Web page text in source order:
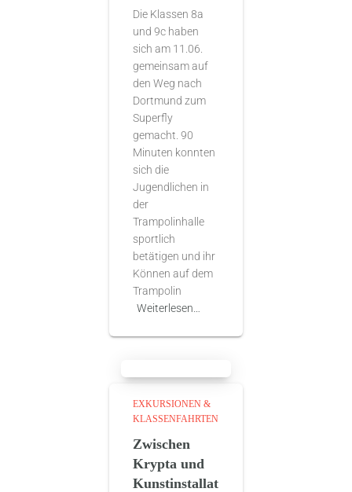
Die Klassen 8a
und 9c haben
sich am 11.06.
gemeinsam auf
den Weg nach
Dortmund zum
Superfly
gemacht. 90
Minuten konnten
sich die
Jugendlichen in
der
Trampolinhalle
sportlich
betätigen und ihr
Können auf dem
Trampolin
Weiterlesen…
EXKURSIONEN &
KLASSENFAHRTEN
Zwischen
Krypta und
Kunstinstallat